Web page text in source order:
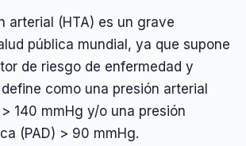
arterial (HTA) es un grave
pública mundial, ya que supone
de riesgo de enfermedad y
como una presión arterial
140 mmHg y/o una presión
(PAD) > 90 mmHg.